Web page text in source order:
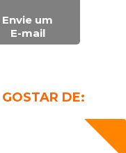
Envie um
E-mail
DE: